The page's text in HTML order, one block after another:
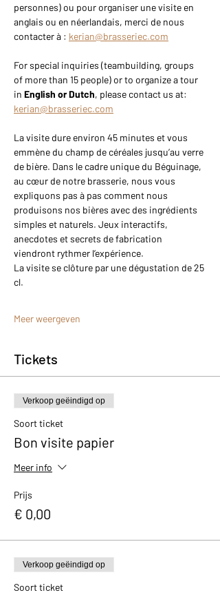
personnes) ou pour organiser une visite en
anglais ou en néerlandais, merci de nous
contacter à : kerian@brasseriec.com
For special inquiries (teambuilding, groups
of more than 15 people) or to organize a tour
in English or Dutch, please contact us at:
kerian@brasseriec.com
La visite dure environ 45 minutes et vous
emmène du champ de céréales jusqu’au verre
de bière. Dans le cadre unique du Béguinage,
au cœur de notre brasserie, nous vous
expliquons pas à pas comment nous
produisons nos bières avec des ingrédients
simples et naturels. Jeux interactifs,
anecdotes et secrets de fabrication
viendront rythmer l’expérience.
La visite se clôture par une dégustation de 25
cl.
Meer weergeven
Tickets
Verkoop geëindigd op
Soort ticket
Bon visite papier
Meer info
Prijs
€ 0,00
Verkoop geëindigd op
Soort ticket